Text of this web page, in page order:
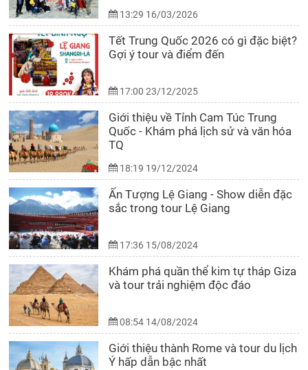
13:29 16/03/2026
Tết Trung Quốc 2026 có gì đặc biệt?
Gợi ý tour và điểm đến
17:00 23/12/2025
Giới thiệu về Tỉnh Cam Túc Trung
Quốc - Khám phá lịch sử và văn hóa
TQ
18:19 19/12/2024
Ấn Tượng Lệ Giang - Show diễn đặc
sắc trong tour Lệ Giang
17:36 15/08/2024
Khám phá quần thể kim tự tháp Giza
và tour trải nghiệm độc đáo
08:54 14/08/2024
Giới thiệu thành Rome và tour du lịch
Ý hấp dẫn bậc nhất